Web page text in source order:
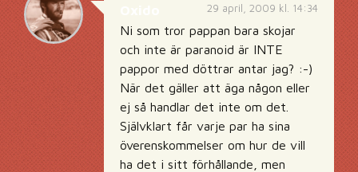
29 april, 2009 kl. 14:34
Ni som tror pappan bara skojar
och inte är paranoid är INTE
pappor med döttrar antar jag? :-)
När det gäller att äga någon eller
ej så handlar det inte om det.
Självklart får varje par ha sina
överenskommelser om hur de vill
ha det i sitt förhållande, men